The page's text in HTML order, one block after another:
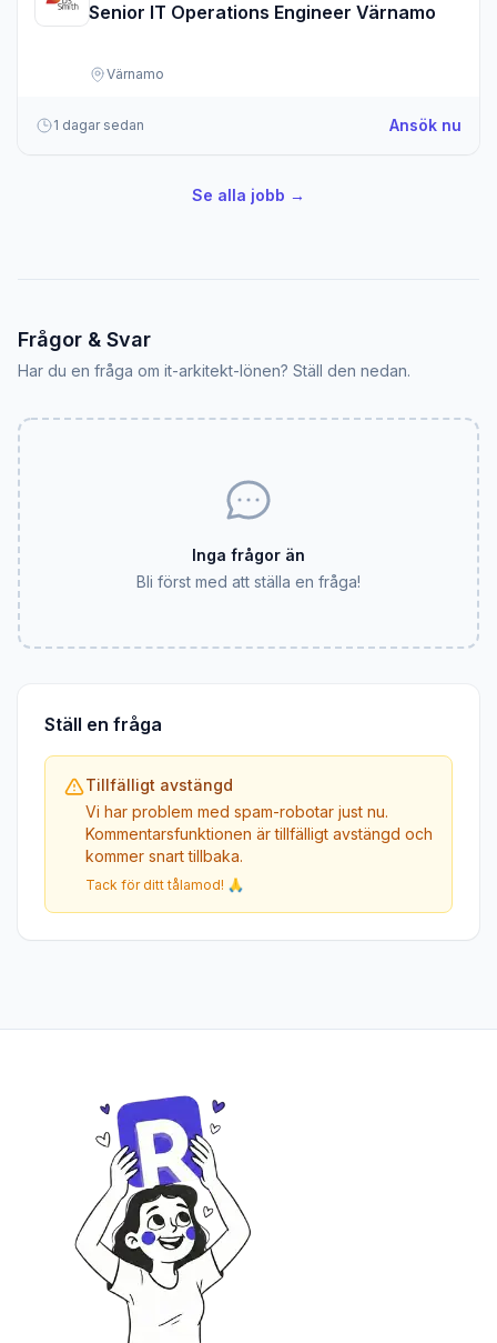
Senior IT Operations Engineer Värnamo
Värnamo
1 dagar sedan Ansök nu
Se alla jobb →
Frågor & Svar
Har du en fråga om it-arkitekt-lönen? Ställ den nedan.
Inga frågor än
Bli först med att ställa en fråga!
Ställ en fråga
Tillfälligt avstängd
Vi har problem med spam-robotar just nu.
Kommentarsfunktionen är tillfälligt avstängd och
kommer snart tillbaka.
Tack för ditt tålamod! 🙏